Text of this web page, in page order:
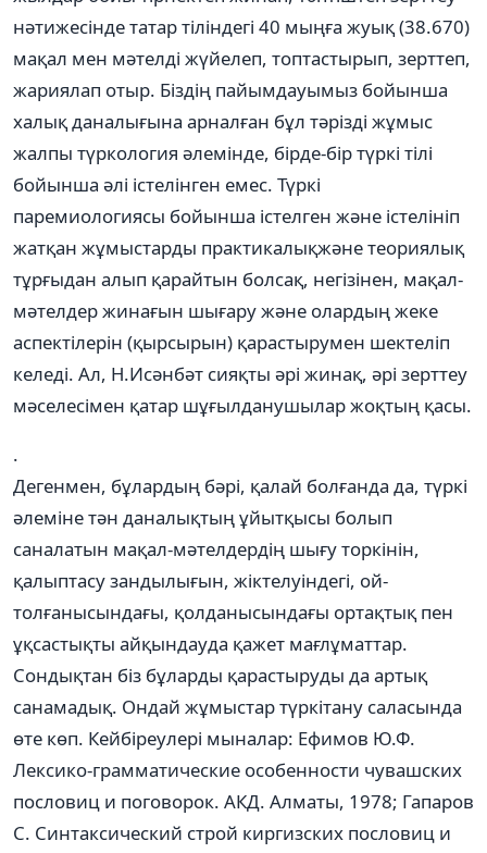
нәтижесінде татар тіліндегі 40 мыңға жуық (38.670)
мақал мен мәтелді жүйелеп, топтастырып, зерттеп,
жариялап отыр. Біздің пайымдауымыз бойынша
халық даналығына арналған бұл тәрізді жұмыс
жалпы түркология әлемінде, бірде-бір түркі тілі
бойынша әлі істелінген емес. Түркі
паремиологиясы бойынша істелген және істелініп
жатқан жұмыстарды практикалықжәне теориялық
тұрғыдан алып қарайтын болсақ, негізінен, мақал-
мәтелдер жинағын шығару және олардың жеке
аспектілерін (қырсырын) қарастырумен шектеліп
келеді. Ал, Н.Исәнбәт сияқты әрі жинақ, әрі зерттеу
мәселесімен қатар шұғылданушылар жоқтың қасы.
.
Дегенмен, бұлардың бәрі, қалай болғанда да, түркі
әлеміне тән даналықтың ұйытқысы болып
саналатын мақал-мәтелдердің шығу торкінін,
қалыптасу зандылығын, жіктелуіндегі, ой-
толғанысындағы, қолданысындағы ортақтық пен
ұқсастықты айқындауда қажет мағлұматтар.
Сондықтан біз бұларды қарастыруды да артық
санамадық. Ондай жұмыстар түркітану саласында
өте көп. Кейбіреулері мыналар: Ефимов Ю.Ф.
Лексико-грамматические особенности чувашских
пословиц и поговорок. АКД. Алматы, 1978; Гапаров
С. Синтаксический строй киргизских пословиц и